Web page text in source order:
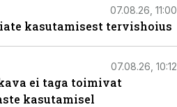
07.08.26, 11:00
kasutamisest tervishoius
07.08.26, 10:12
ei taga toimivat
kasutamisel